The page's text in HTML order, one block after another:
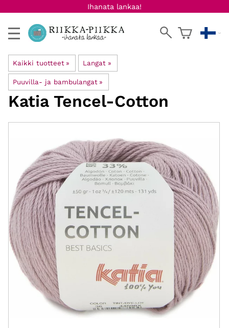
Ihanata lankaa!
Kaikki tuotteet ‪» Langat ‪»
Puuvilla- ja bambulangat ‪»
Katia Tencel-Cotton